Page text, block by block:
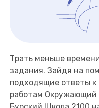
Трать меньше
задания. Зайдя на
подходящие ответы к
работам Окружающий
Бурский Школа 2100